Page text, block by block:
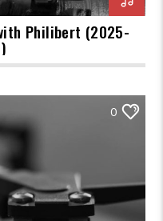
Philibert (2025-
0